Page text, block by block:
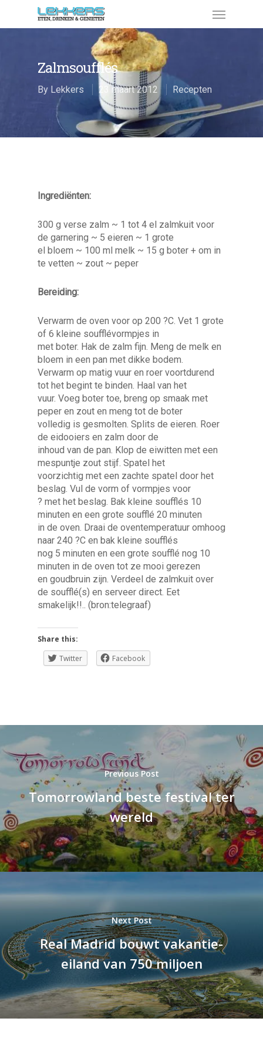
Zalmsoufflés
By Lekkers 23 maart 2012 Recepten
Ingrediënten:
300 g verse zalm ~ 1 tot 4 el zalmkuit voor
de garnering ~ 5 eieren ~ 1 grote
el bloem ~ 100 ml melk ~ 15 g boter + om in
te vetten ~ zout ~ peper
Bereiding:
Verwarm de oven voor op 200 ?C. Vet 1 grote
of 6 kleine soufflévormpjes in
met boter. Hak de zalm fijn. Meng de melk en
bloem in een pan met dikke bodem.
Verwarm op matig vuur en roer voortdurend
tot het begint te binden. Haal van het
vuur. Voeg boter toe, breng op smaak met
peper en zout en meng tot de boter
volledig is gesmolten. Splits de eieren. Roer
de eidooiers en zalm door de
inhoud van de pan. Klop de eiwitten met een
mespuntje zout stijf. Spatel het
voorzichtig met een zachte spatel door het
beslag. Vul de vorm of vormpjes voor
? met het beslag. Bak kleine soufflés 10
minuten en een grote soufflé 20 minuten
in de oven. Draai de oventemperatuur omhoog
naar 240 ?C en bak kleine soufflés
nog 5 minuten en een grote soufflé nog 10
minuten in de oven tot ze mooi gerezen
en goudbruin zijn. Verdeel de zalmkuit over
de soufflé(s) en serveer direct. Eet
smakelijk!!.. (bron:telegraaf)
Share this:
Twitter
Facebook
Previous Post
Tomorrowland beste festival ter
wereld
Next Post
Real Madrid bouwt vakantie-
eiland van 750 miljoen